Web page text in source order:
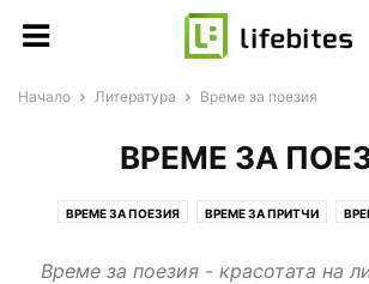
Начало Литература Време за поезия
ВРЕМЕ ЗА
ВРЕМЕ ЗА ПОЕЗИЯ ВРЕМЕ ЗА ПРИТЧИ
Време за поезия - красотата на